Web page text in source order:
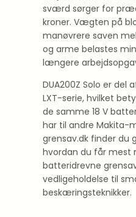
sværd sørger for
kroner. Vægten på
manøvrere saven
og arme belastes
længere
DUA200Z Solo er del
LXT-serie, hvilket
de samme 18 V
har til andre Makita-
grensav.dk finder du
hvordan du får mest
batteridrevne
vedligeholdelse til
beskæringsteknikker.